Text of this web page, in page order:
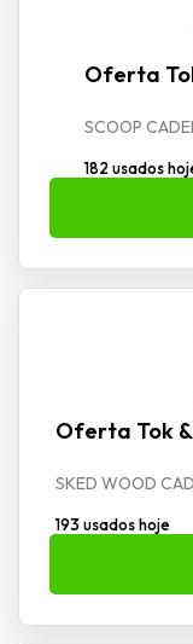
Oferta
SCOOP
182 usados
Oferta Tok &
SKED WOOD
193 usados hoje